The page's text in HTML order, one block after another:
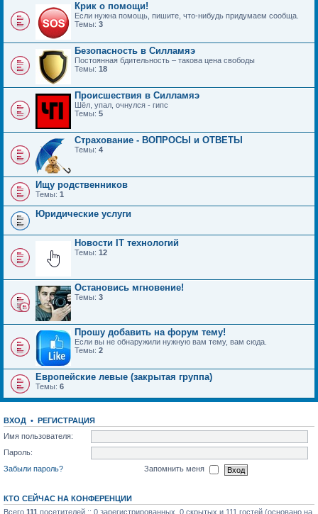
Крик о помощи!
Если нужна помощь, пишите, что-нибудь придумаем сообща.
Темы: 3
Безопасность в Силламяэ
Постоянная бдительность – такова цена свободы
Темы: 18
Происшествия в Силламяэ
Шёл, упал, очнулся - гипс
Темы: 5
Страхование - ВОПРОСЫ и ОТВЕТЫ
Темы: 4
Ищу родственников
Темы: 1
Юридические услуги
Новости IT технологий
Темы: 12
Остановись мгновение!
Темы: 3
Прошу добавить на форум тему!
Если вы не обнаружили нужную вам тему, вам сюда.
Темы: 2
Европейские левые (закрытая группа)
Темы: 6
ВХОД • РЕГИСТРАЦИЯ
Имя пользователя:
Пароль:
Забыли пароль?
Запомнить меня
КТО СЕЙЧАС НА КОНФЕРЕНЦИИ
Всего 111 посетителей :: 0 зарегистрированных, 0 скрытых и 111 гостей (основано на